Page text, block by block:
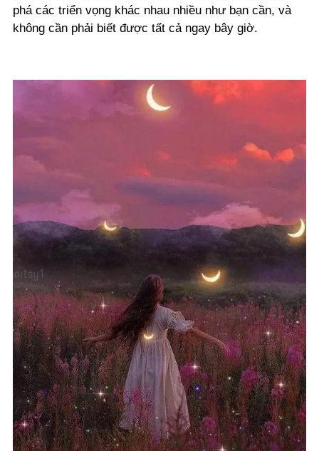
phá các triển vọng khác nhau nhiều như bạn cần, và
không cần phải biết được tất cả ngay bây giờ.